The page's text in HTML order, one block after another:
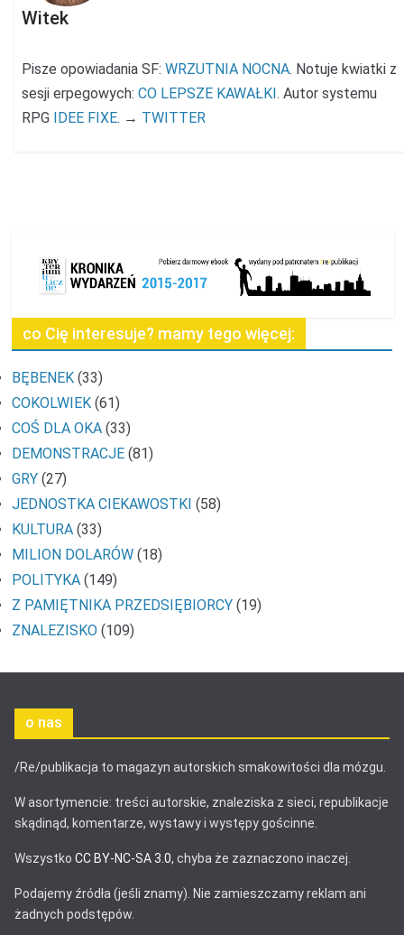
Witek
Pisze opowiadania SF:WRZUTNIA NOCNA. Notuje kwiatki z
sesji erpegowych:CO LEPSZE KAWAŁKI. Autor systemu
RPG IDEE FIXE. → TWITTER
co Cię interesuje? mamy tego więcej:
BĘBENEK (33)
COKOLWIEK (61)
COŚ DLA OKA (33)
DEMONSTRACJE (81)
GRY (27)
JEDNOSTKA CIEKAWOSTKI (58)
KULTURA (33)
MILION DOLARÓW (18)
POLITYKA (149)
Z PAMIĘTNIKA PRZEDSIĘBIORCY (19)
ZNALEZISKO (109)
o nas
/Re/publikacja to magazyn autorskich smakowitości dla mózgu.
W asortymencie: treści autorskie, znaleziska z sieci, republikacje
skądinąd, komentarze, wystawy i występy gościnne.
Wszystko CC BY-NC-SA 3.0, chyba że zaznaczono inaczej.
Podajemy źródła (jeśli znamy). Nie zamieszczamy reklam ani
żadnych podstępów.